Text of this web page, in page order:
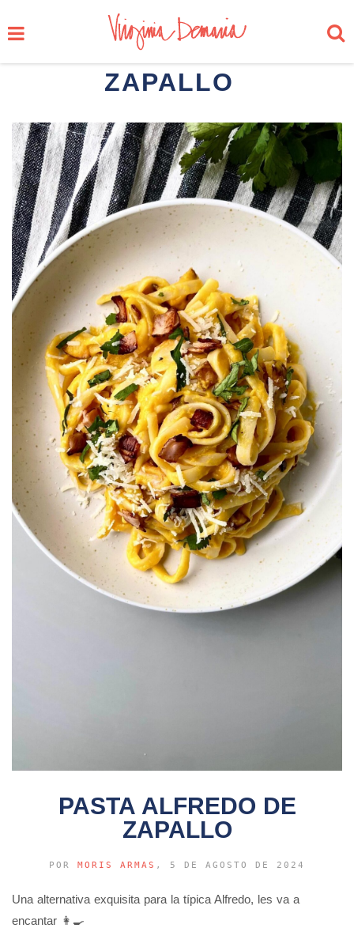
ZAPALLO
PASTA ALFREDO DE
ZAPALLO
POR MORIS ARMAS , 5 DE AGOSTO DE 2024
Una alternativa exquisita para la típica Alfredo, les va a
encantar 👩‍🍳